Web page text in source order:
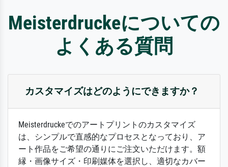
Meisterdruckeについての
よくある質問
カスタマイズはどのようにできますか？
Meisterdruckeでのアートプリントのカスタマイズ
は、シンプルで直感的なプロセスとなっており、ア
ート作品をご希望の通りにご注文いただけます。額
縁・画像サイズ・印刷媒体を選択し、適切なカバー